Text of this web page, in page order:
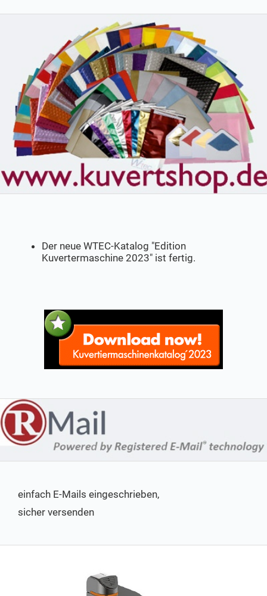
Der neue WTEC-Katalog "Edition
Kuvertermaschine 2023" ist fertig.
einfach E-Mails eingeschrieben,
sicher versenden